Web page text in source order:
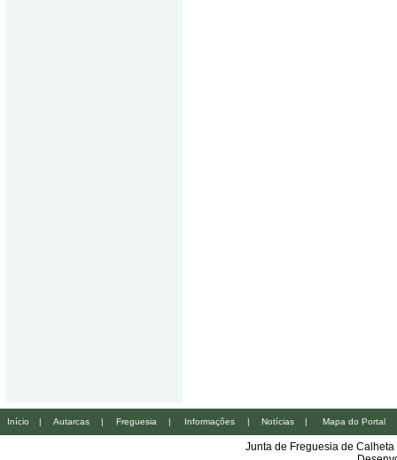
Início | Autarcas | Freguesia | Informações | Notícias | Mapa do Portal
Junta de Freguesia de